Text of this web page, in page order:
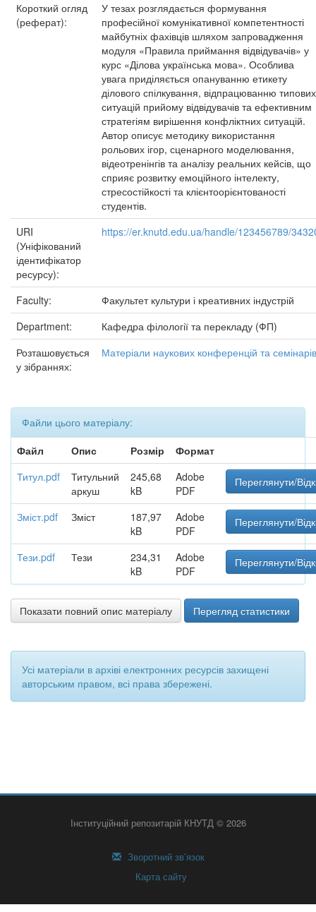
Короткий огляд
(реферат):
У тезах розглядається формування
професійної комунікативної компетентності
майбутніх фахівців шляхом запровадження
модуля «Правила приймання відвідувачів» у
курс «Ділова українська мова». Особлива
увага приділяється опануванню етикету
ділового спілкування, відпрацюванню типових
ситуацій прийому відвідувачів та ефективним
стратегіям вирішення конфліктних ситуацій.
Автор описує методику використання
рольових ігор, сценарного моделювання,
відеотренінгів та аналізу реальних кейсів, що
сприяє розвитку емоційного інтелекту,
стресостійкості та клієнтоорієнтованості
студентів.
URI
(Уніфікований
ідентифікатор
ресурсу):
https://er.knutd.edu.ua/handle/123456789/
Faculty:
Факультет культури і креативних індустрій
Department:
Кафедра філології та перекладу (ФП)
Розташовується
у зібраннях:
Матеріали наукових конференцій та семінарів
Файли цього матеріалу:
Файл
Опис Розмір
Формат
Титул.pdf
Титульний
аркуш
245,68
kB
Adobe
PDF
Переглянути/
Зміст.pdf Зміст
187,97
kB
Adobe
PDF
Переглянути/
Тези.pdf Тези
234,31
kB
Adobe
PDF
Переглянути/
Показати повний опис матеріалу Перегляд статистики
Усі матеріали в архіві електронних ресурсів захищені
авторським правом, всі права збережені.
Інституційний репозитарій КНУТД © 2026
Зворотний зв’язок
Карта сайту